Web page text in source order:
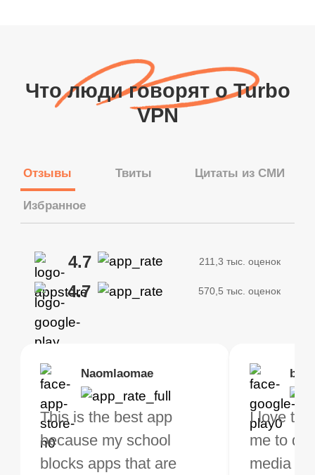
Что люди говорят о Turbo
VPN
Отзывы Твиты Цитаты из СМИ
Избранное
4.7 211,3 тыс. оценок
4.7 570,5 тыс. оценок
Naomlaomae
This is the best app
because my school
blocks apps that are
I love
me to do
media
Kirtisha Samant
The best free VPN. I am
not a regular VPN user
but when I travel, i do
I've been
VPN for
now and
Brias
VPN Works! it has
Locations to
from for free. I
Foutrrrrrr
Highly
my connections
and stable.